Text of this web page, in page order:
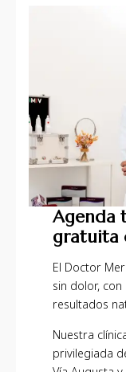
Agenda
gratuita
El Doctor
sin dolor,
resultados
Nuestra
privilegiada